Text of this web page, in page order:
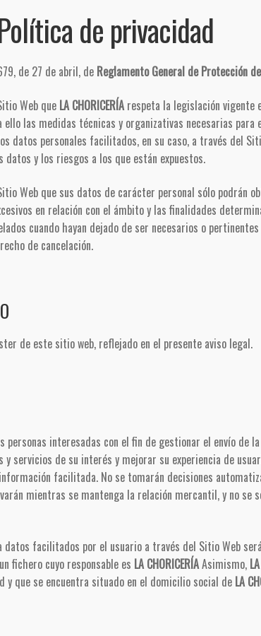
de privacidad
de 27 de abril, de Reglamento General de Protección
Web que LA CHORICERÍArespeta la legislación vigente
las medidas técnicas y organizativas necesarias para
datos personales facilitados, en su caso, a través del
y los riesgos a los que están expuestos.
Web que sus datos de carácter personal sólo podrán
en relación con el ámbito y las finalidades
cuando hayan dejado de ser necesarios o
de cancelación.
de este sitio web, reflejado en el presente aviso legal.
interesadas con el fin de gestionar el envío de
de su interés y mejorar su experiencia de
facilitada. No se tomarán decisiones
mientras se mantenga la relación mercantil, y no se
facilitados por el usuario a través del Sitio Web
fichero cuyo responsable es LA CHORICERÍAAsimismo,
y que se encuentra situado en el domicilio social de LA